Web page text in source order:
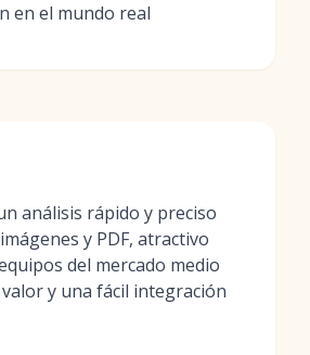
en el mundo real
análisis rápido y preciso
y PDF, atractivo
del mercado medio
y una fácil integración